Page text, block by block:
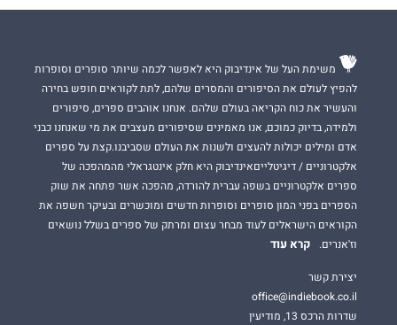
משימת העל של אינדיבוק היא לאפשר לכמה שיותר סופרים וסופרות
להפיץ לעולם את הסיפורים והמסרים שלהם, לתת לקוראים חופש בחירה
והעשיר את כוח הקריאה בעולם שלהם. אנחנו אוהבים ספרים, סיפורים
ולמידה, בדיוק כמוכם, אנו מאמינים שסיפורים מעצבים את מי שאנחנו כבני
אדם ומילים יכולות להעצים ולשנות את העולם שסביבנו.קצת על ספרים
אלקטרוניים / דיגיטלייםאינדיבוק היא חלק אינטגראלי מהמהפכה של
ספרים אלקטרוניים בשפה עברית להורדה, מהפכה אשר פתחה את שוק
הספרים בפני המון סופרים וסופרות חדשים ומוכשרים ובעיקר חשפה את
הקוראים הישראלים לעוד מבחר עצום ומרתק של ספרים בשלל נושאים
וז'אנרים.
קרא עוד
יצירת קשר
office@indiebook.co.il
שדרות הרכס 13, מודיעין